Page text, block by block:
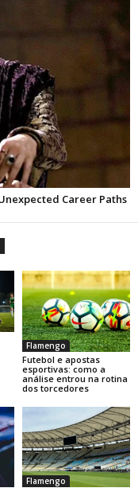
Flamengo
Futebol e apostas
esportivas: como a
análise entrou na rotina
dos torcedores
Flamengo